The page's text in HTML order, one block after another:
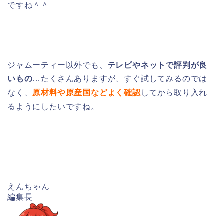
ですね＾＾
ジャムーティー以外でも、 テレビやネットで評判が良
いもの…たくさんありますが、すぐ試してみるのでは
なく、 原材料や原産国などよく確認 してから取り入れ
るようにしたいですね。
えんちゃん
編集長